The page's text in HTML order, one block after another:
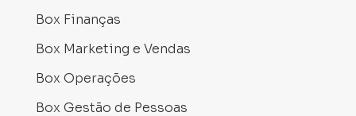
Box Finanças
Box Marketing e Vendas
Box Operações
Box Gestão de Pessoas